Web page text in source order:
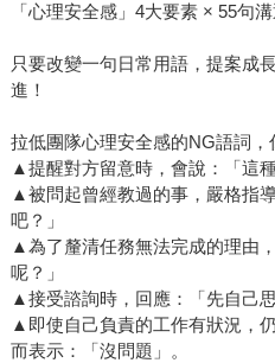
「心理安全感」4大要素 × 55句
只要改變一句日常用語，提案成
進！
拉低團隊心理安全感的NG語詞，
▲提醒對方留意時，會說：「這
▲被問起曾經教過的事，嚴格指
吧？」
▲為了釐清任務無法完成的理由
呢？」
▲接受諮詢時，回應：「先自己思
▲即使自己負責的工作有狀況，
而表示：「沒問題」。